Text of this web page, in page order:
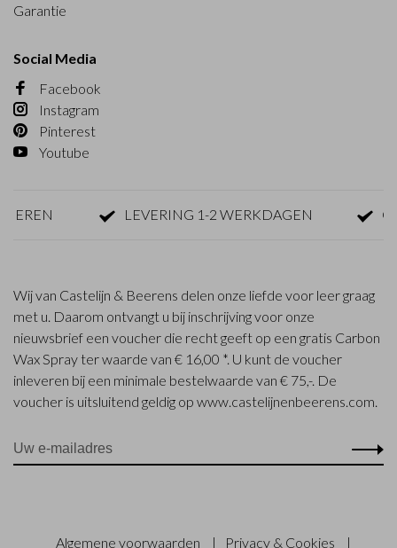
Garantie
Social Media
Facebook
Instagram
Pinterest
Youtube
LEVERING 1-2 WERKDAGEN
Wij van Castelijn & Beerens delen onze liefde voor leer graag
met u. Daarom ontvangt u bij inschrijving voor onze
nieuwsbrief een voucher die recht geeft op een gratis Carbon
Wax Spray ter waarde van € 16,00 *. U kunt de voucher
inleveren bij een minimale bestelwaarde van € 75,-. De
voucher is uitsluitend geldig op www.castelijnenbeerens.com.
Algemene voorwaarden | Privacy & Cookies |